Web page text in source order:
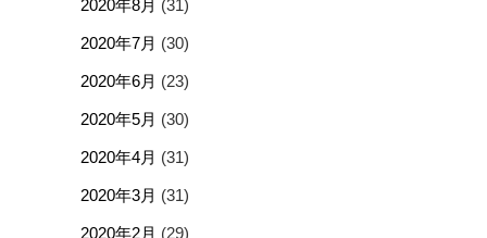
2020年8月 (31)
2020年7月 (30)
2020年6月 (23)
2020年5月 (30)
2020年4月 (31)
2020年3月 (31)
2020年2月 (29)